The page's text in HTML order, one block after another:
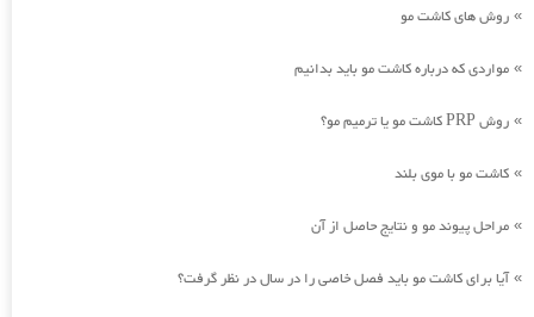
» روش های کاشت مو
» مواردی که درباره کاشت مو باید بدانیم
» روش PRP کاشت مو یا ترمیم مو؟
» کاشت مو با موی بلند
» مراحل پیوند مو و نتایج حاصل از آن
»آیا برای کاشت مو باید فصل خاصی را در سال در نظر گرفت؟